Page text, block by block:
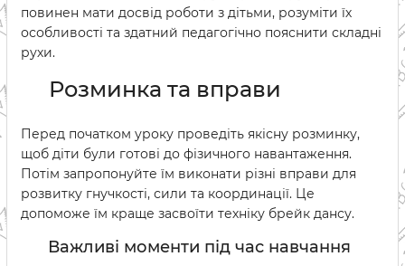
повинен мати досвід роботи з дітьми, розуміти їх
особливості та здатний педагогічно пояснити складні
рухи.
Розминка та вправи
Перед початком уроку проведіть якісну розминку,
щоб діти були готові до фізичного навантаження.
Потім запропонуйте їм виконати різні вправи для
розвитку гнучкості, сили та координації. Це
допоможе їм краще засвоїти техніку брейк дансу.
Важливі моменти під час навчання